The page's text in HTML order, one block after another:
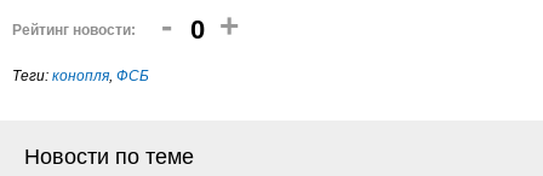
Рейтинг новости: - 0 +
Теги: конопля, ФСБ
Новости по теме